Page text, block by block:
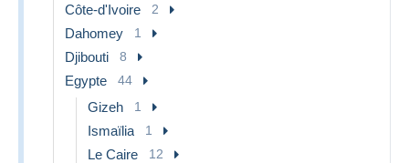
Côte-d'Ivoire 2
Dahomey 1
Djibouti 8
Egypte 44
Gizeh 1
Ismaïlia 1
Le Caire 12